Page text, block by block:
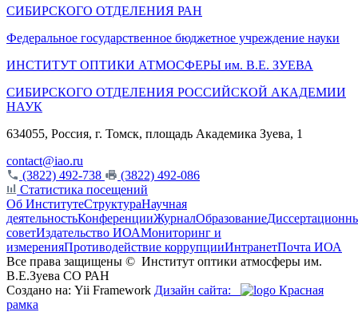
СИБИРСКОГО ОТДЕЛЕНИЯ РАН
Федеральное государственное бюджетное учреждение науки
ИНСТИТУТ ОПТИКИ АТМОСФЕРЫ им. В.Е. ЗУЕВА
СИБИРСКОГО ОТДЕЛЕНИЯ РОССИЙСКОЙ АКАДЕМИИ
НАУК
634055, Россия, г. Томск, площадь Академика Зуева, 1
contact@iao.ru
(3822) 492-738
(3822) 492-086
Статистика посещений
Об ИнститутеСтруктураНаучная
деятельностьКонференцииЖурналОбразование
советИздательство ИОАМониторинг и
измеренияПротиводействие коррупцииИнтранетПочта ИОА
Все права защищены © Институт оптики атмосферы им.
В.Е.Зуева СО РАН
Создано на: Yii Framework Дизайн сайта:
Красная
рамка